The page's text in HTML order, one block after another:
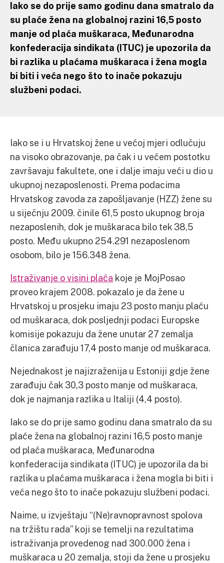
Iako se do prije samo godinu dana smatralo da
su plaće žena na globalnoj razini 16,5 posto
manje od plaća muškaraca, Međunarodna
konfederacija sindikata (ITUC) je upozorila da
bi razlika u plaćama muškaraca i žena mogla
bi biti i veća nego što to inače pokazuju
službeni podaci.
Iako se i u Hrvatskoj žene u većoj mjeri odlučuju
na visoko obrazovanje, pa čak i u većem postotku
završavaju fakultete, one i dalje imaju veći u dio u
ukupnoj nezaposlenosti. Prema podacima
Hrvatskog zavoda za zapošljavanje (HZZ) žene su
u siječnju 2009. činile 61,5 posto ukupnog broja
nezaposlenih, dok je muškaraca bilo tek 38,5
posto. Među ukupno 254.291 nezaposlenom
osobom, bilo je 156.348 žena.
Istraživanje o visini plaća koje je MojPosao
proveo krajem 2008. pokazalo je da žene u
Hrvatskoj u prosjeku imaju 23 posto manju plaću
od muškaraca, dok posljednji podaci Europske
komisije pokazuju da žene unutar 27 zemalja
članica zarađuju 17,4 posto manje od muškaraca.
Nejednakost je najizraženija u Estoniji gdje žene
zarađuju čak 30,3 posto manje od muškaraca,
dok je najmanja razlika u Italiji (4,4 posto).
Iako se do prije samo godinu dana smatralo da su
plaće žena na globalnoj razini 16,5 posto manje
od plaća muškaraca, Međunarodna
konfederacija sindikata (ITUC) je upozorila da bi
razlika u plaćama muškaraca i žena mogla bi biti i
veća nego što to inače pokazuju službeni podaci.
Naime, u izvještaju “(Ne)ravnopravnost spolova
na tržištu rada” koji se temelji na rezultatima
istraživanja provedenog nad 300.000 žena i
muškaraca u 20 zemalja, stoji da žene u prosjeku